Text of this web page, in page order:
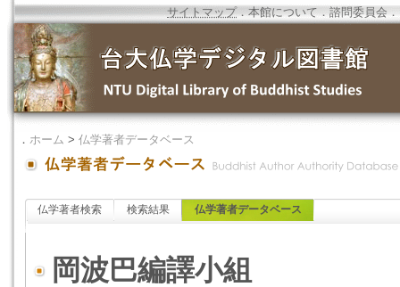
サイトマップ．本館について ．諮問委員会 ．
． ホーム > 仏学著者データベース
仏学著者検索 検索結果 仏学著者データベース
岡波巴編譯小組